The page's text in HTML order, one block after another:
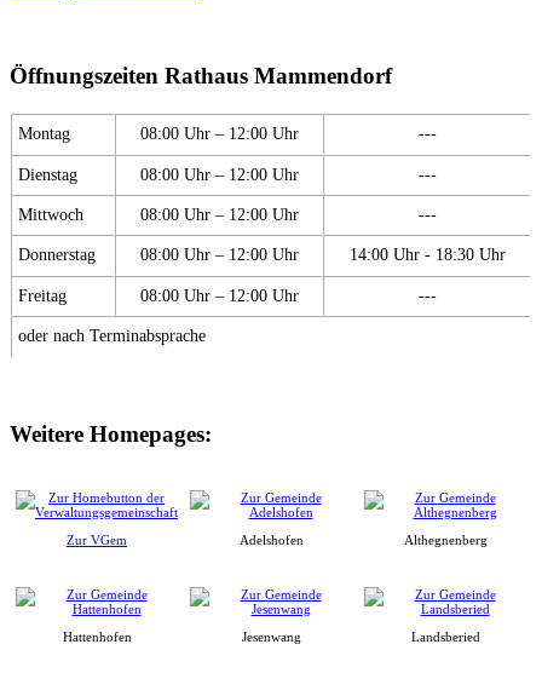
Öffnungszeiten Rathaus Mammendorf
Montag 08:00 Uhr – 12:00 Uhr ---
Dienstag 08:00 Uhr – 12:00 Uhr ---
Mittwoch 08:00 Uhr – 12:00 Uhr ---
Donnerstag 08:00 Uhr – 12:00 Uhr 14:00 Uhr - 18:30 Uhr
Freitag 08:00 Uhr – 12:00 Uhr ---
oder nach Terminabsprache
Weitere Homepages:
Zur VGem Adelshofen Althegnenberg
Hattenhofen Jesenwang Landsberied